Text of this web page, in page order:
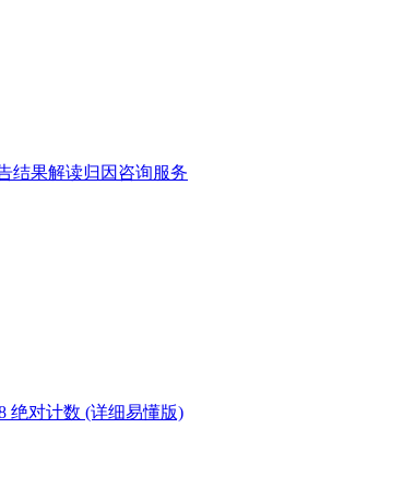
结果解读归因咨询服务
绝对计数 (详细易懂版)